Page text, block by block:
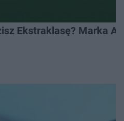
Ekstraklasę? Marka